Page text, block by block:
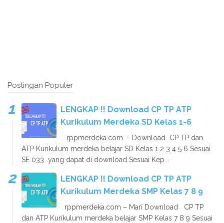
Postingan Populer
LENGKAP !! Download CP TP ATP
Kurikulum Merdeka SD Kelas 1-6
rppmerdeka.com - Download CP TP dan
ATP Kurikulum merdeka belajar SD Kelas 1 2 3 4 5 6 Sesuai
SE 033 yang dapat di download Sesuai Kep...
LENGKAP !! Download CP TP ATP
Kurikulum Merdeka SMP Kelas 7 8 9
rppmerdeka.com – Mari Download CP TP
dan ATP Kurikulum merdeka belajar SMP Kelas 7 8 9 Sesuai